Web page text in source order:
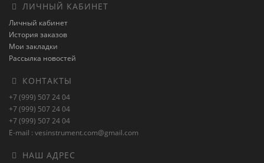
ЛИЧНЫЙ КАБИНЕТ
Личный кабинет
История заказов
Мои закладки
Рассылка новостей
КОНТАКТЫ
+7 (999) 507 24 04
+7 (999) 507 24 04
+7 (999) 507 24 04
E-mail : vesinstrument.com@gmail.com
НАШ АДРЕС